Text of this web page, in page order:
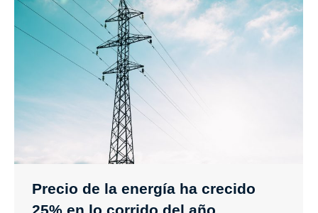
Precio de la energía ha crecido
25% en lo corrido del año